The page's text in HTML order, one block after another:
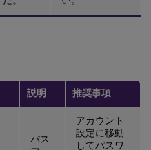
説明 推奨事項
パス
アカウント
設定に移動
してパスワ